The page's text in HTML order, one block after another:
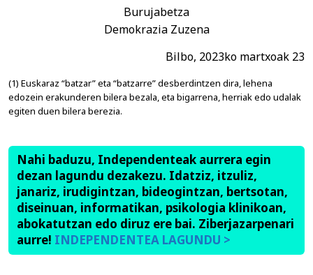
Burujabetza
Demokrazia Zuzena
Bilbo, 2023ko martxoak 23
(1) Euskaraz “batzar” eta “batzarre” desberdintzen dira, lehena
edozein erakunderen bilera bezala, eta bigarrena, herriak edo udalak
egiten duen bilera berezia.
Nahi baduzu, Independenteak aurrera egin
dezan lagundu dezakezu. Idatziz, itzuliz,
janariz, irudigintzan, bideogintzan, bertsotan,
diseinuan, informatikan, psikologia klinikoan,
abokatutzan edo diruz ere bai. Ziberjazarpenari
aurre! INDEPENDENTEA LAGUNDU >